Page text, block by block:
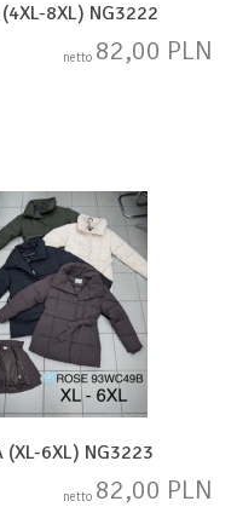
8XL) NG3222
netto 82,00 PLN
(XL-6XL) NG3223
netto 82,00 PLN